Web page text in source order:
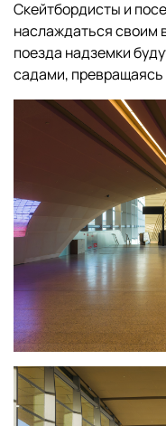
Скейтбордисты и
наслаждаться своим
поезда надземки
садами, превращаясь